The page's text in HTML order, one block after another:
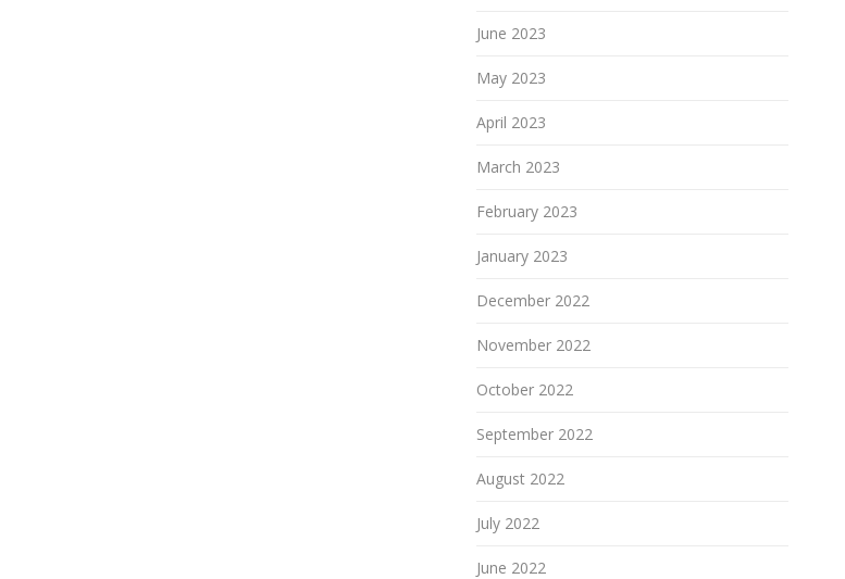
June 2023
May 2023
April 2023
March 2023
February 2023
January 2023
December 2022
November 2022
October 2022
September 2022
August 2022
July 2022
June 2022